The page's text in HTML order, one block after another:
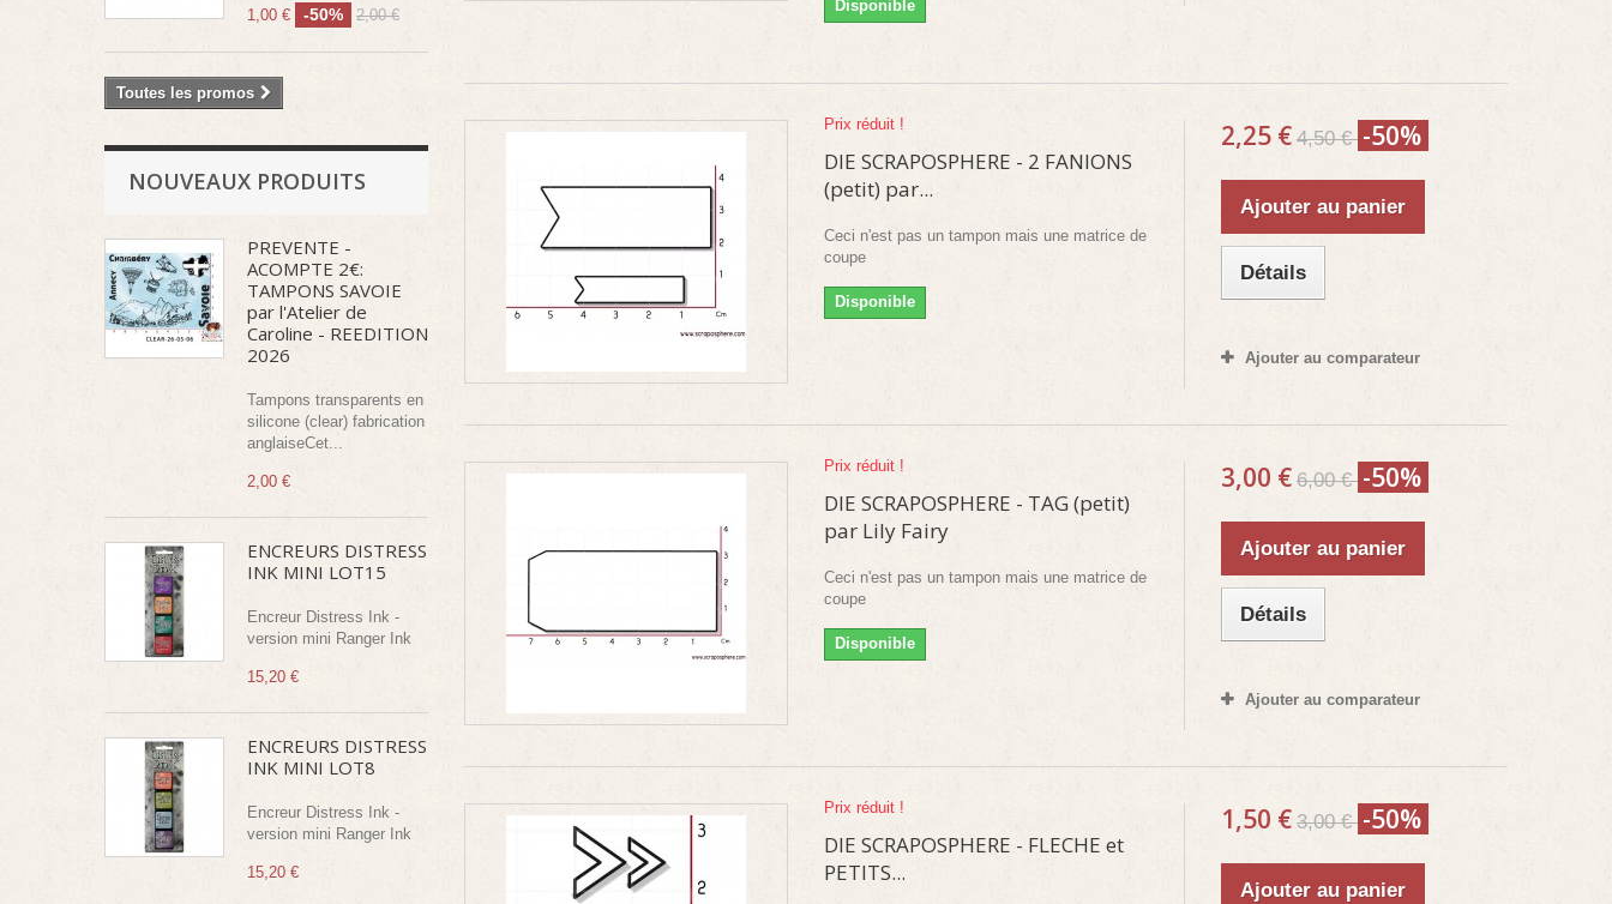
1,00 € -50% 2,00 €
Toutes les promos
NOUVEAUX PRODUITS
PREVENTE -
ACOMPTE 2€:
TAMPONS SAVOIE
par l'Atelier de
Caroline - REEDITION
2026
Tampons transparents en
silicone (clear) fabrication
anglaiseCet...
2,00 €
ENCREURS DISTRESS
INK MINI LOT15
Encreur Distress Ink -
version mini Ranger Ink
15,20 €
ENCREURS DISTRESS
INK MINI LOT8
Encreur Distress Ink -
version mini Ranger Ink
15,20 €
Disponible
Prix réduit !
DIE SCRAPOSPHERE - 2 FANIONS
(petit) par...
Ceci n'est pas un tampon mais une matrice de
coupe
Disponible
2,25 € 4,50 € -50%
Ajouter au panier
Détails
Ajouter au comparateur
Prix réduit !
DIE SCRAPOSPHERE - TAG (petit)
par Lily Fairy
Ceci n'est pas un tampon mais une matrice de
coupe
Disponible
3,00 € 6,00 € -50%
Ajouter au panier
Détails
Ajouter au comparateur
Prix réduit !
DIE SCRAPOSPHERE - FLECHE et
PETITS...
1,50 € 3,00 € -50%
Ajouter au panier